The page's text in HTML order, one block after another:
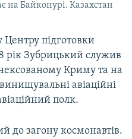
на Байконурі. Казахстан
Центру підготовки
рік Зубрицький служив
Криму та на
авіаційні
полк.
до загону космонавтів.